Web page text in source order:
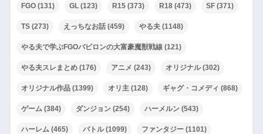
FGO(131) GL(123) R15(373) R18(473) SF(371)
TS(273) えっちなお話(459) やる夫(1148)
やる夫で学ぶFGOバビロンの大富豪魔獣戦線(121)
やる夫スレまとめ(176) アニメ (243) オリジナル(302)
オリジナル作品(1399) オリ主(128) ギャグ・コメディ (868)
ゲーム (384) ダンジョン(254) ハーメルン(543)
ハーレム (465) バトル(1099) ファンタジー(1101)